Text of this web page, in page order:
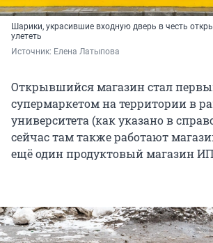
Шарики, украсившие входную дверь в честь
улететь
Источник: Елена Латыпова
Открывшийся магазин стал
супермаркетом на территории в
университета (как указано в
сейчас там также работают
ещё один продуктовый магазин ИП